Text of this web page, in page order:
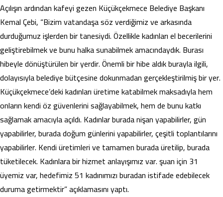
Açılışın ardından kafeyi gezen Küçükçekmece Belediye Başkanı
Kemal Çebi, “Bizim vatandaşa söz verdiğimiz ve arkasında
durduğumuz işlerden bir tanesiydi. Özellikle kadınları el becerilerini
geliştirebilmek ve bunu halka sunabilmek amacındaydık. Burası
hibeyle dönüştürülen bir yerdir. Önemli bir hibe aldık burayla ilgili,
dolayısıyla belediye bütçesine dokunmadan gerçekleştirilmiş bir yer.
Küçükçekmece’deki kadınları üretime katabilmek maksadıyla hem
onların kendi öz güvenlerini sağlayabilmek, hem de bunu katkı
sağlamak amacıyla açıldı. Kadınlar burada nişan yapabilirler, gün
yapabilirler, burada doğum günlerini yapabilirler, çeşitli toplantılarını
yapabilirler. Kendi üretimleri ve tamamen burada üretilip, burada
tüketilecek. Kadınlara bir hizmet anlayışımız var. şuan için 31
üyemiz var, hedefimiz 51 kadınımızı buradan istifade edebilecek
duruma getirmektir” açıklamasını yaptı.